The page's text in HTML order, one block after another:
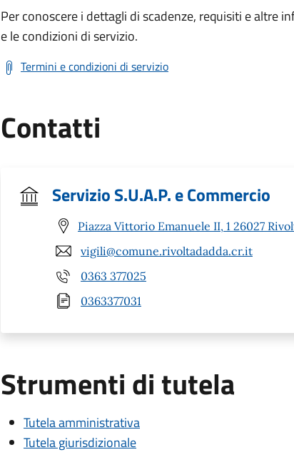
Per conoscere i dettagli di scadenze, requisiti e altre
e le condizioni di servizio.
Termini e condizioni di servizio
Contatti
Servizio S.U.A.P. e Commercio
Piazza Vittorio Emanuele II, 1 26027
vigili@comune.rivoltadadda.cr.it
0363 377025
0363377031
Strumenti di tutela
Tutela amministrativa
Tutela giurisdizionale